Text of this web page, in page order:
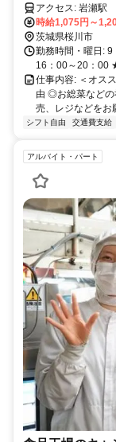
アクセス:
時給1,075円～
茨城県桜川市
勤務時間・曜日:
16：00～20：00
仕事内容: ＜オス
由 ◎お総菜などの
売、レジなどをお
シフト自由 交通費支給
アルバイト・パート